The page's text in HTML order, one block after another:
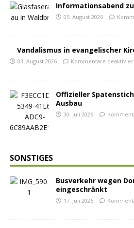
Informationsabend
05. August 2026
Vandalismus in evangelischer
03. August 2026 Kommentare
Offizieller
Ausbau
30. Juli 2026
SONSTIGES
Busverkehr wegen
eingeschränkt
17. Juli 2026